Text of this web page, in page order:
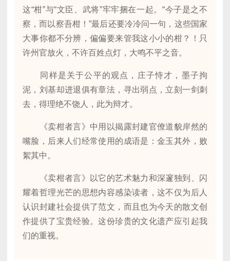
这“柑”与“文臣、武将”牢牢捆在一起。“今子是之不
察，而以察吾柑！”最后还要冷冷问一句，这些国家
大事你都不分辨，偏偏要来管我这小小的柑？！只
许州官放火，不许百姓点灯，大鸣不平之音。
同样是关于公平的观点，庄子恃才，墨子拘
泥，刘基却进退俱有章法，寻出弱点，立刻一剑刺
去，得理绝不饶人，此为辩才。
《卖柑者言》中用以揭露封建官僚道貌岸然的
嘴脸，后来人们经常使用的成语是：金玉其外，败
絮其中。
《卖柑者言》以它的艺术魅力和深邃独到、闪
耀着哲理光芒的思想内容感染读者，这不仅为后人
认识封建社会提供了范文，而且也为今天的散文创
作提供了宝贵经验。这份珍贵的文化遗产应引起我
们的重视。